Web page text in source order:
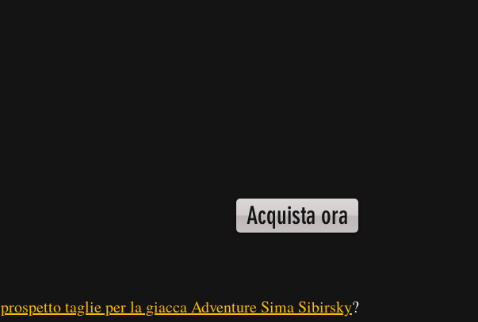
Acquista ora
prospetto taglie per la giacca Adventure Sima Sibirsky?